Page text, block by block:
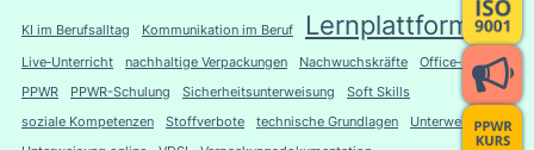
KI im Berufsalltag Kommunikation im Beruf Lernplattform
Live‑Unterricht nachhaltige Verpackungen Nachwuchskräfte
Office‑Skills
PPWR
PPWR-Schulung Sicherheitsunterweisung
Soft Skills
soziale Kompetenzen
Stoffverbote technische Grundlagen
Unterweisung